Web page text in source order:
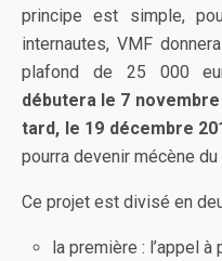
principe est simple,
internautes, VMF
plafond de 25 000
débutera le 7
tard, le 19 décembre
pourra devenir mécène du
Ce projet est divisé en
la première : l’appel à